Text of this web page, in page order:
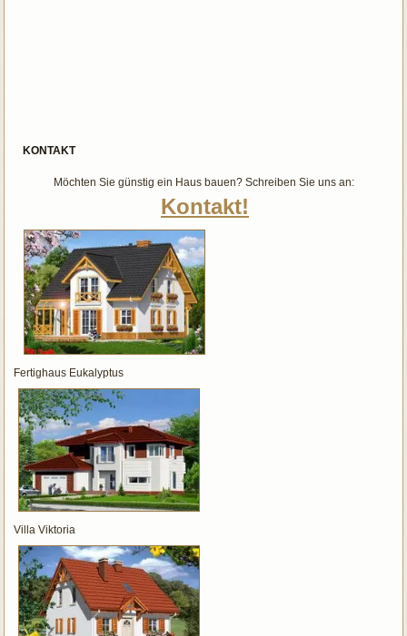
KONTAKT
Möchten Sie günstig ein Haus bauen? Schreiben Sie uns an:
Kontakt!
Fertighaus Eukalyptus
Villa Viktoria